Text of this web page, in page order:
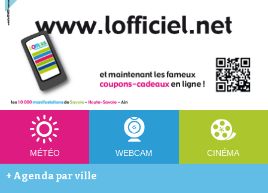
MÉTÉO WEBCAM CINÉMA
+ Agenda par ville